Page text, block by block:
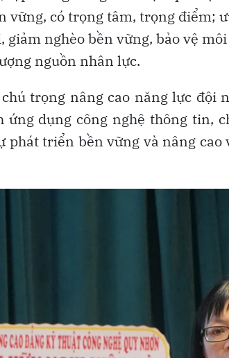
vững, có trọng tâm, trọng điểm;
giảm nghèo bền vững, bảo vệ
nguồn nhân lực.
trọng nâng cao năng lực đội
ứng dụng công nghệ thông tin,
phát triển bền vững và nâng